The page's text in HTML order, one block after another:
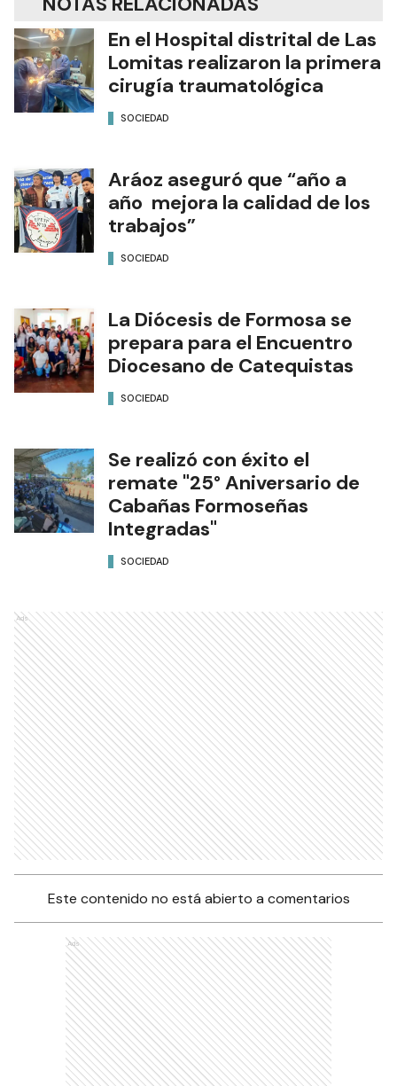
En el Hospital distrital de Las
Lomitas realizaron la primera
cirugía traumatológica
SOCIEDAD
Aráoz aseguró que “año a
año mejora la calidad de los
trabajos”
SOCIEDAD
La Diócesis de Formosa se
prepara para el Encuentro
Diocesano de Catequistas
SOCIEDAD
Se realizó con éxito el
remate "25° Aniversario de
Cabañas Formoseñas
Integradas"
SOCIEDAD
Ads
Este contenido no está abierto a comentarios
Ads